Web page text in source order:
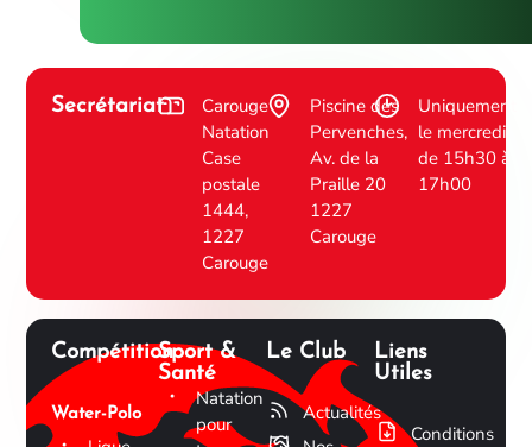
Secrétariat
Carouge
Natation
Case
postale
1444,
1227
Carouge
Piscine des
Pervenches,
Av. de la
Praille 20
1227
Carouge
Uniquement
le mercredi
de 15h30 à
17h00
Compétition
Water-Polo
Sport &
Santé
Natation
pour
Le Club
Actualités
Liens
Utiles
Conditions